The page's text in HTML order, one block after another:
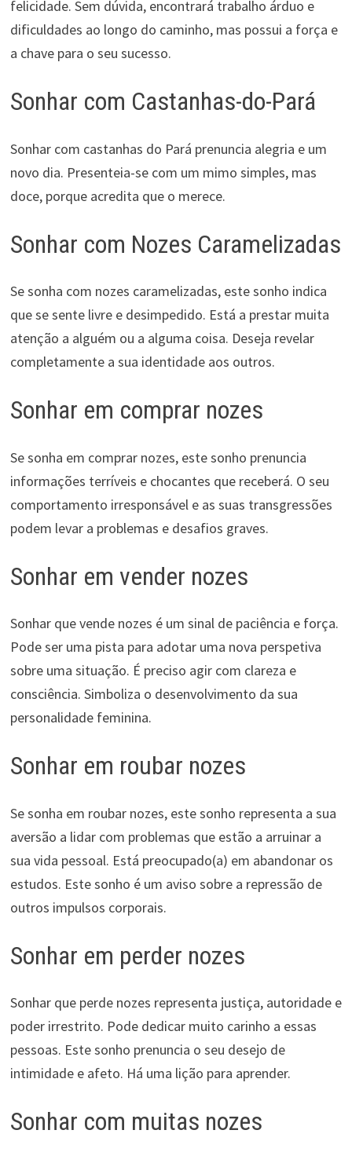
felicidade. Sem dúvida, encontrará trabalho árduo e
dificuldades ao longo do caminho, mas possui a força e
a chave para o seu sucesso.
Sonhar com Castanhas-do-Pará
Sonhar com castanhas do Pará prenuncia alegria e um
novo dia. Presenteia-se com um mimo simples, mas
doce, porque acredita que o merece.
Sonhar com Nozes Caramelizadas
Se sonha com nozes caramelizadas, este sonho indica
que se sente livre e desimpedido. Está a prestar muita
atenção a alguém ou a alguma coisa. Deseja revelar
completamente a sua identidade aos outros.
Sonhar em comprar nozes
Se sonha em comprar nozes, este sonho prenuncia
informações terríveis e chocantes que receberá. O seu
comportamento irresponsável e as suas transgressões
podem levar a problemas e desafios graves.
Sonhar em vender nozes
Sonhar que vende nozes é um sinal de paciência e força.
Pode ser uma pista para adotar uma nova perspetiva
sobre uma situação. É preciso agir com clareza e
consciência. Simboliza o desenvolvimento da sua
personalidade feminina.
Sonhar em roubar nozes
Se sonha em roubar nozes, este sonho representa a sua
aversão a lidar com problemas que estão a arruinar a
sua vida pessoal. Está preocupado(a) em abandonar os
estudos. Este sonho é um aviso sobre a repressão de
outros impulsos corporais.
Sonhar em perder nozes
Sonhar que perde nozes representa justiça, autoridade e
poder irrestrito. Pode dedicar muito carinho a essas
pessoas. Este sonho prenuncia o seu desejo de
intimidade e afeto. Há uma lição para aprender.
Sonhar com muitas nozes